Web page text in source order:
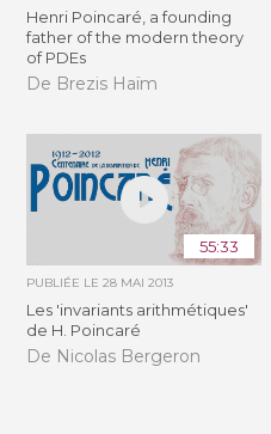
Henri Poincaré, a founding
father of the modern theory
of PDEs
De Brezis Haïm
55:33
PUBLIÉE LE28 MAI 2013
Les 'invariants arithmétiques'
de H. Poincaré
De Nicolas Bergeron